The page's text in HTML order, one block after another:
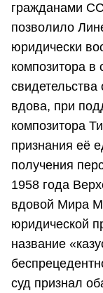
гражданами
позволило
юридически
композитора
вдова, при
композитора
признания её
получения
1958 года
вдовой Мира
юридической
название
суд признал